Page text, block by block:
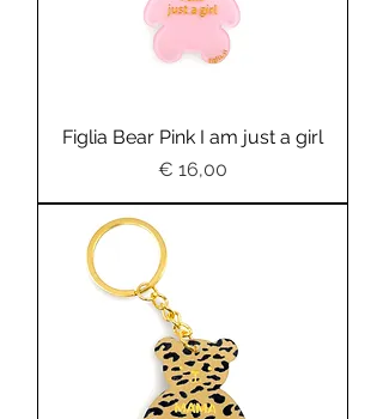
Figlia Bear Pink I am just a girl
Preis
€ 16,00